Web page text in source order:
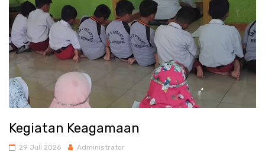
Kegiatan Keagamaan
29 Juli 2026 Administrator